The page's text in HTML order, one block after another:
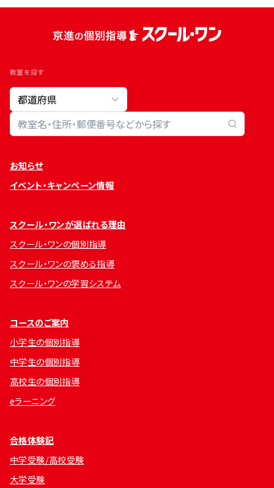
教室を探す
教室検索
お知らせ
イベント・キャンペーン情報
スクール・ワンが選ばれる理由
スクール・ワンの個別指導
スクール・ワンの褒める指導
スクール・ワンの学習システム
コースのご案内
小学生の個別指導
中学生の個別指導
高校生の個別指導
eラーニング
合格体験記
中学受験/高校受験
大学受験